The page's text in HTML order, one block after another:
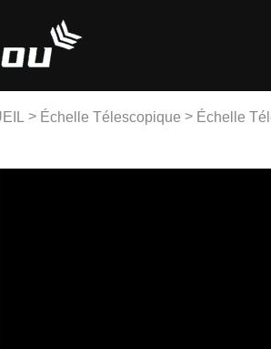
> Échelle Télescopique > Échelle